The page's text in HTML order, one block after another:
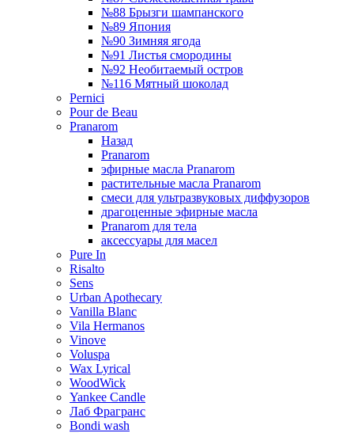
№88 Брызги шампанского
№89 Япония
№90 Зимняя ягода
№91 Листья смородины
№92 Необитаемый остров
№116 Мятный шоколад
Pernici
Pour de Beau
Pranarom
Назад
Pranarom
эфирные масла Pranarom
растительные масла Pranarom
смеси для ультразвуковых диффузоров
драгоценные эфирные масла
Pranarom для тела
аксессуары для масел
Pure In
Risalto
Sens
Urban Apothecary
Vanilla Blanc
Vila Hermanos
Vinove
Voluspa
Wax Lyrical
WoodWick
Yankee Candle
Лаб Фрагранс
Bondi wash